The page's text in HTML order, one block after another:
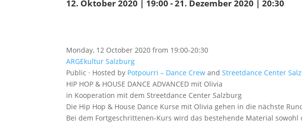
12. Oktober 2020 | 19:00 -21. Dezember 2020 | 20:30
Monday, 12 October 2020 from 19:00-20:30
ARGEkultur Salzburg
Public · Hosted by Potpourri – Dance Crew andStreetdance Center
HIP HOP & HOUSE DANCE ADVANCED mit Olivia
in Kooperation mit dem Streetdance Center Salzburg
Die Hip Hop & House Dance Kurse mit Olivia gehen in die nächste
Bei dem Fortgeschrittenen-Kurs wird das bestehende Material